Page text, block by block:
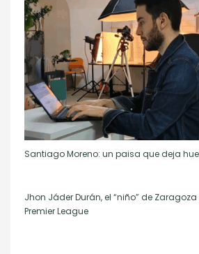
Santiago Moreno: un paisa que deja
Jhon Jáder Durán, el “niño” de
Premier League